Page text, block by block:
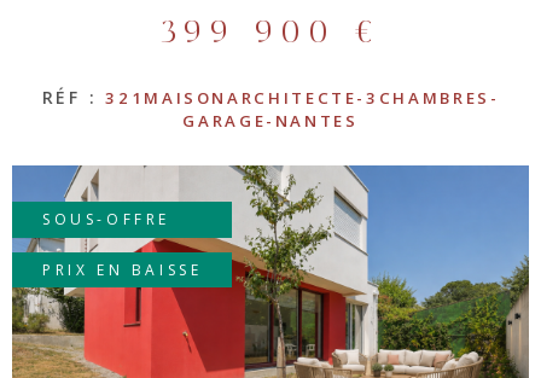
BIEN
399 900 €
RÉF :321MAISONARCHITECTE-3CHAMBRES-
GARAGE-NANTES
SOUS-OFFRE
PRIX EN BAISSE